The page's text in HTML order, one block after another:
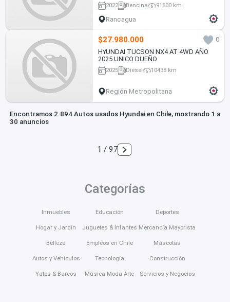
2022 Bencina 91600 km
Rancagua
$27.980.000
0
HYUNDAI TUCSON NX4 AT 4WD AÑO
2025 UNICO DUEÑO
2025 Diesel 10438 km
Región Metropolitana
Encontramos 2.894 Autos usados Hyundai en Chile, mostrando 1 a
30 anuncios
1 / 97
Categorías
Inmuebles
Hogar y Jardín
Belleza
Autos y Vehículos
Yates & Barcos
Educación
Juguetes & Infantes
Empleos en Chile
Tecnología
Música Moda Arte
Deportes
Mercancía Mayorista
Mascotas
Construcción
Servicios y Negocios